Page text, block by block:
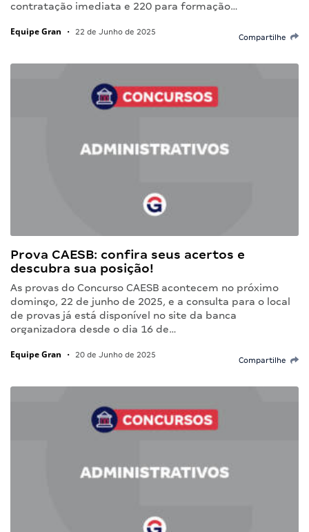
contratação imediata e 220 para formação…
Equipe Gran • 22 de Junho de 2025
Compartilhe
Prova CAESB: confira seus acertos e
descubra sua posição!
As provas do Concurso CAESB acontecem no próximo
domingo, 22 de junho de 2025, e a consulta para o local
de provas já está disponível no site da banca
organizadora desde o dia 16 de…
Equipe Gran • 20 de Junho de 2025
Compartilhe